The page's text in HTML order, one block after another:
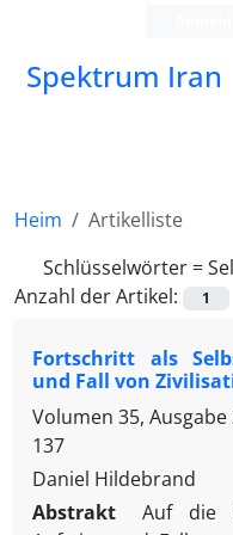
Spektrum Iran
Heim
Artikelliste
Schlüsselwörter =
Anzahl der Artikel:
1
Fortschritt als
und Fall von
Volumen 35,
137
Daniel Hildebrand
Abstrakt
Auf die